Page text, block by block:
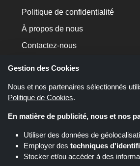
Politique de confidentialité
À propos de nous
Contactez-nous
Gestion des Cookies
Nous et nos partenaires sélectionnés
Politique de Cookies.
En matière de publicité, nous et nos
Utiliser des données de
Employer des techniques
Stocker et/ou accéder à des